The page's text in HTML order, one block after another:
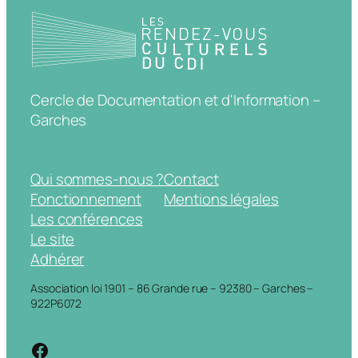
Cercle de Documentation et d'Information –
Garches
Qui sommes-nous ?
Fonctionnement
Les conférences
Le site
Adhérer
Contact
Mentions légales
Association loi 1901 – 86 Grande rue – 92380 – Garches –
922P6072
https://www.facebook.com/